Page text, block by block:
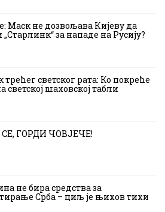
Маск не дозвољава Кијеву да
„Старлинк“ за нападе на Русију?
трећег светског рата: Ко покреће
светској шаховској табли
ГОРДИ ЧОВЈЕЧЕ!
не бира средства за
Срба – циљ је њихов тихи